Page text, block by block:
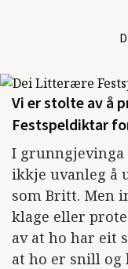
Vi er stolte av å
Festspeldiktar
I grunngjevinga
ikkje uvanleg å
som Britt. Men
klage eller
av at ho har eit
at ho er snill og